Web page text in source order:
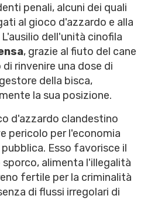
penali, alcuni dei quali
al gioco d'azzardo e alla
dell'unità cinofila
, grazie al fiuto del cane
di rinvenire una dose di
della bisca,
la sua posizione.
d'azzardo clandestino
pericolo per l'economia
Esso favorisce il
alimenta l'illegalità
fertile per la criminalità
di flussi irregolari di